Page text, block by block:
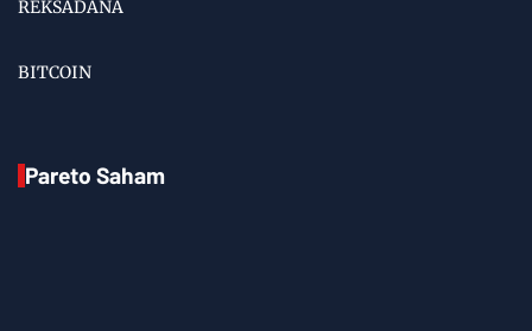
REKSADANA
BITCOIN
Pareto Saham